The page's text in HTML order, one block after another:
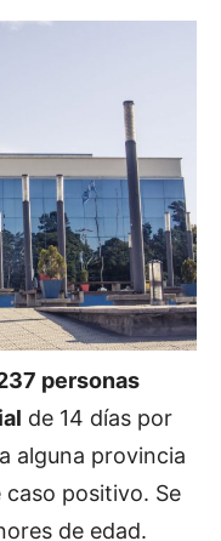
37 personas
de 14 días por
alguna provincia
positivo. Se
de edad.